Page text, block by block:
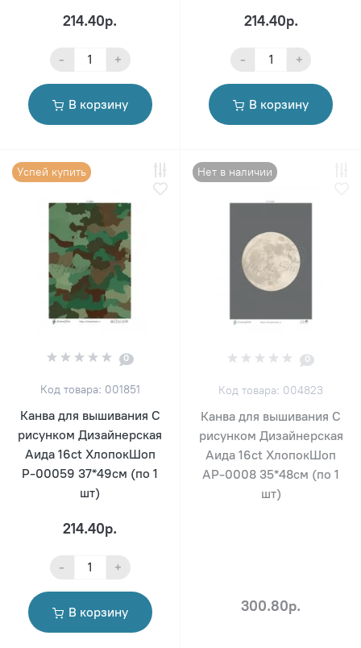
214.40р.
- +
В корзину
214.40р.
- +
В корзину
Успей купить
0
Код товара: 001851
Канва для вышивания С
рисунком Дизайнерская
Аида 16ct ХлопокШоп
Р-00059 37*49см (по 1
шт)
214.40р.
- +
В корзину
Нет в наличии
0
Код товара: 004823
Канва для вышивания С
рисунком Дизайнерская
Аида 16ct ХлопокШоп
АР-0008 35*48см (по 1
шт)
300.80р.